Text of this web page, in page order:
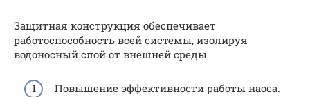
Защитная конструкция обеспечивает
работоспособность всей системы, изолируя
водоносный слой от внешней среды
Повышение эффективности работы наоса.